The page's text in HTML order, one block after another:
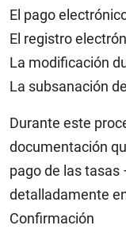
El pago
El registro
La modificación
La subsanación
Durante este
documentación
pago de las
detalladamente
Confirmación